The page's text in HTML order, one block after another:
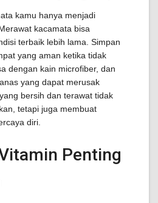
kamu hanya menjadi
kacamata bisa
terbaik lebih lama. Simpan
yang aman ketika tidak
dengan kain microfiber, dan
yang dapat merusak
bersih dan terawat tidak
tetapi juga membuat
diri.
Penting